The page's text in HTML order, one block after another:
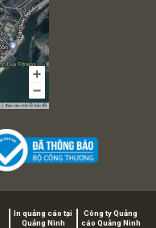
In quảng cáo tại
Quảng Ninh
Công ty Quảng
cáo Quảng Ninh